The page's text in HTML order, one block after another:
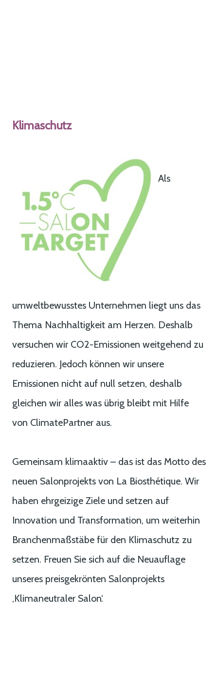
Klimaschutz
Als
umweltbewusstes Unternehmen liegt uns das
Thema Nachhaltigkeit am Herzen. Deshalb
versuchen wir CO2-Emissionen weitgehend zu
reduzieren. Jedoch können wir unsere
Emissionen nicht auf null setzen, deshalb
gleichen wir alles was übrig bleibt mit Hilfe
von ClimatePartner aus.
Gemeinsam klimaaktiv – das ist das Motto des
neuen Salonprojekts von La Biosthétique. Wir
haben ehrgeizige Ziele und setzen auf
Innovation und Transformation, um weiterhin
Branchenmaßstäbe für den Klimaschutz zu
setzen. Freuen Sie sich auf die Neuauflage
unseres preisgekrönten Salonprojekts
‚Klimaneutraler Salon‘.